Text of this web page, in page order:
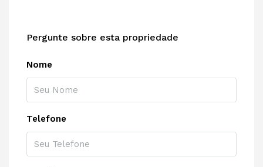
Pergunte sobre esta propriedade
Nome
Telefone